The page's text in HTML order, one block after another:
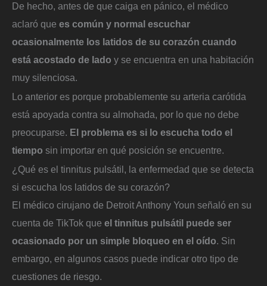
De hecho, antes de que caiga en pánico, el médico
aclaró que es común y normal escuchar
ocasionalmente los latidos de su corazón cuando
está acostado de lado y se encuentra en una habitación
muy silenciosa.
Lo anterior es porque probablemente su arteria carótida
está apoyada contra su almohada, por lo que no debe
preocuparse. El problema es si lo escucha todo el
tiempo sin importar en qué posición se encuentre.
¿Qué es el tinnitus pulsátil, la enfermedad que se detecta
si escucha los latidos de su corazón?
El médico cirujano de Detroit Anthony Youn señaló en su
cuenta de TikTok que el tinnitus pulsátil puede ser
ocasionado por un simple bloqueo en el oído . Sin
embargo, en algunos casos puede indicar otro tipo de
cuestiones de riesgo.